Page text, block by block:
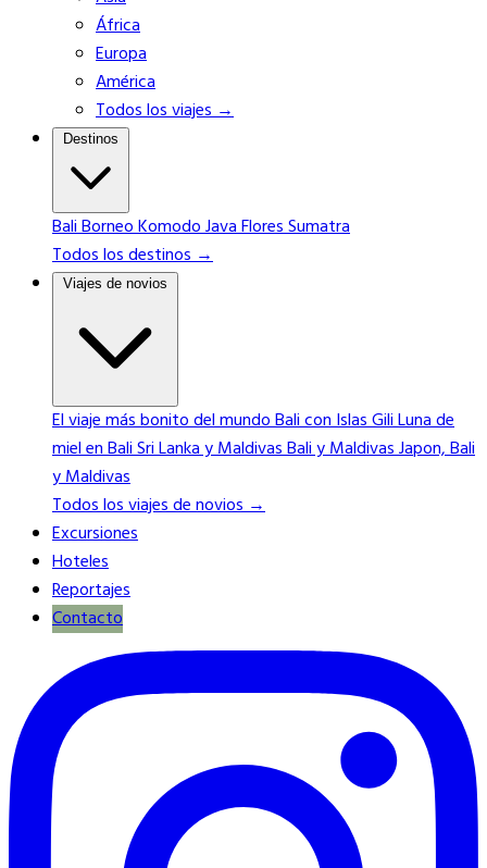
África
Europa
América
Todos los viajes →
Destinos
BaliBorneoKomodoJavaFloresSumatra
Todos los destinos →
Viajes de novios
El viaje más bonito del mundoBali con Islas GiliLuna de
miel en BaliSri Lanka y MaldivasBali y MaldivasJapon, Bali
y Maldivas
Todos los viajes de novios →
Excursiones
Hoteles
Reportajes
Contacto